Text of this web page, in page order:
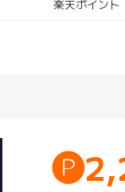
楽天ポイント